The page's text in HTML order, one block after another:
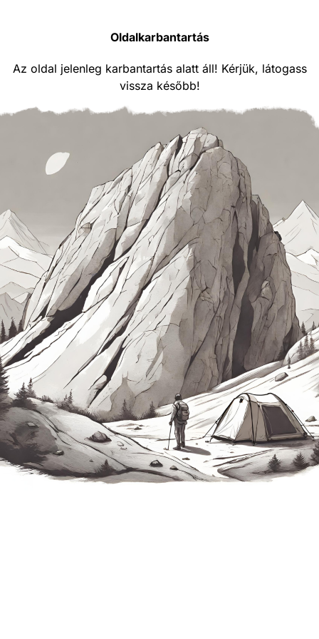
Oldalkarbantartás
Az oldal jelenleg karbantartás alatt áll! Kérjük, látogass
vissza később!